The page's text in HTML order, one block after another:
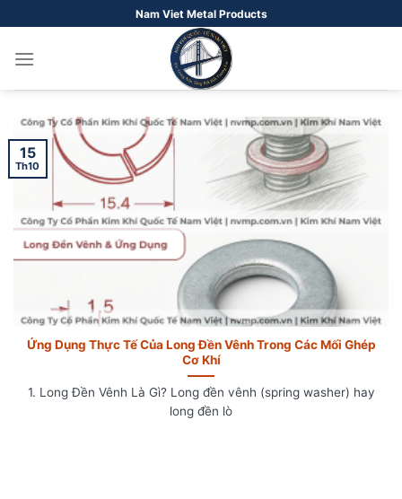
qua
nội
Nam Viet Metal Products
Ứng Dụng Thực Tế Của Long Đền Vênh Trong Các Mối Ghép
Cơ Khí
1. Long Đền Vênh Là Gì? Long đền vênh (spring washer) hay
long đền lò
15
Th10